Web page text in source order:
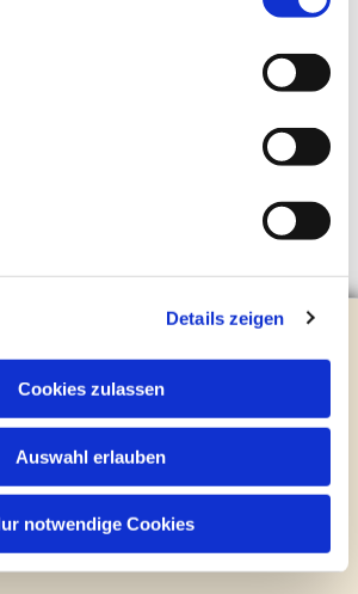
Details zeigen
Cookies zulassen
Auswahl erlauben
notwendige Cookies
Steinhagen
28 | 33803 Steinhagen
28
steinhagen.de